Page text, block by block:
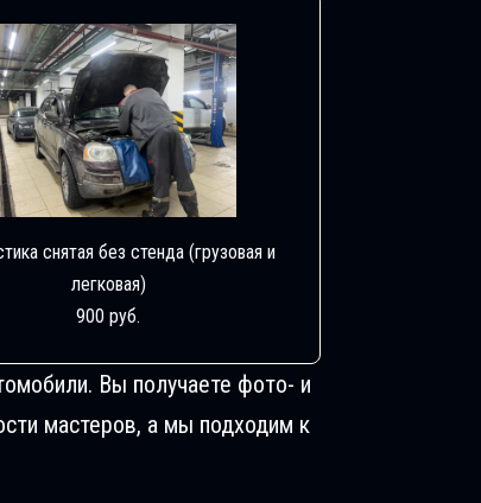
снятая без стенда (грузовая и
легковая)
900 руб.
Вы получаете фото- и
мастеров, а мы подходим к